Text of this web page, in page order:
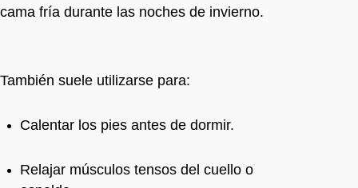
cama fría durante las noches de invierno.
También suele utilizarse para:
Calentar los pies antes de dormir.
Relajar músculos tensos del cuello o